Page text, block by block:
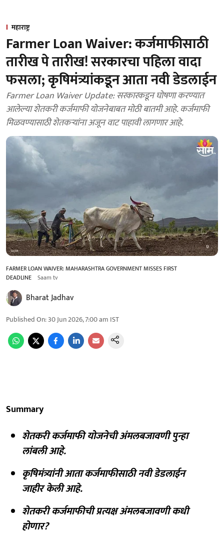
महाराष्ट्र
Farmer Loan Waiver: कर्जमाफीसाठी
तारीख पे तारीख! सरकारचा पहिला वादा
फसला; कृषिमंत्र्यांकडून आता नवी डेडलाईन
Farmer Loan Waiver Update: सरकारकडून घोषणा करण्यात
आलेल्या शेतकरी कर्जमाफी योजनेबाबत मोठी बातमी आहे. कर्जमाफी
मिळवण्यासाठी शेतकऱ्यांना अजून वाट पाहावी लागणार आहे.
FARMER LOAN WAIVER: MAHARASHTRA GOVERNMENT MISSES FIRST
DEADLINE Saam tv
Bharat Jadhav
Published On:30 Jun 2026, 7:00 am IST
Summary
शेतकरी कर्जमाफी योजनेची अंमलबजावणी पुन्हा
लांबली आहे.
कृषिमंत्र्यांनी आता कर्जमाफीसाठी नवी डेडलाईन
जाहीर केली आहे.
शेतकरी कर्जमाफीची प्रत्यक्ष अंमलबजावणी कधी
होणार?